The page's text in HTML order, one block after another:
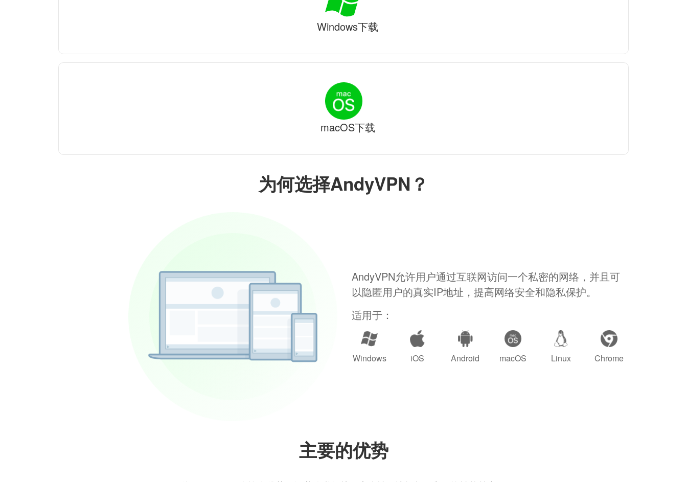
为何选择AndyVPN？
AndyVPN允许用户通过互联网访问一个私密的网络，并且可
以隐匿用户的真实IP地址，提高网络安全和隐私保护。
适用于：
Windows iOS Android macOS Linux Chrome
主要的优势
Windows下载
macOS下载